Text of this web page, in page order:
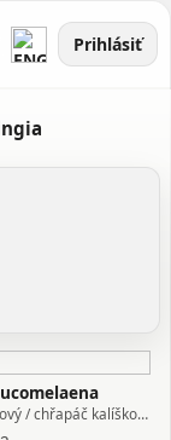
Prihlásiť
chriapač sosnový / chřapáč kalíškovitý